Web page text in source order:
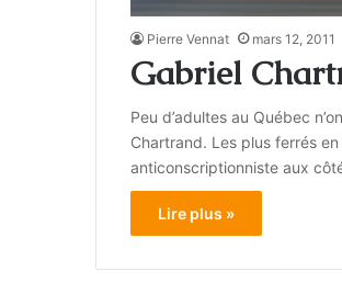
Pierre Vennat mars 12, 2011
Gabriel
Peu d’adultes au Québec
Chartrand. Les plus ferrés
anticonscriptionniste aux
Lire plus »